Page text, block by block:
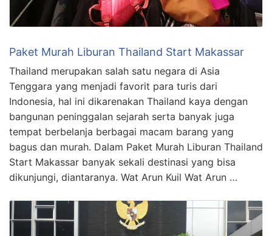
Paket Murah Liburan Thailand Start Makassar
Thailand merupakan salah satu negara di Asia
Tenggara yang menjadi favorit para turis dari
Indonesia, hal ini dikarenakan Thailand kaya dengan
bangunan peninggalan sejarah serta banyak juga
tempat berbelanja berbagai macam barang yang
bagus dan murah. Dalam Paket Murah Liburan Thailand
Start Makassar banyak sekali destinasi yang bisa
dikunjungi, diantaranya. Wat Arun Kuil Wat Arun …